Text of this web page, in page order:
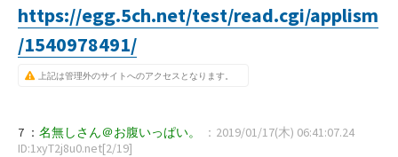
https://egg.5ch.net/test/read.cgi/applism
/1540978491/
上記は管理外のサイトへのアクセスとなります。
7 ： 名無しさん＠お腹いっぱい。
：2019/01/17(木) 06:41:07.24
ID:1xyT2j8u0.net[2/19]